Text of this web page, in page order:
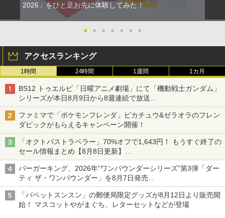
2026」をひと足お先に体験してみた！
● ● ● ● ● ● ●
アクセスランキング
1時間 24時間 1週間 1カ月
BS12 トゥエルビ「日曜アニメ劇場」にて「機動戦士ガンダム」
シリーズが本日8月9日から8週連続で放送
初回は「機動戦士ガンダム【HDリマスター版】」
ファミマで「ポケモンフレンダ」ピカチュウ&ゼラオラのフレン
ダピックがもらえるキャンペーン開催！
「オクトパストラベラー」70%オフで1,643円！ もうすぐ終了の
セール情報まとめ【8月8日更新】
ニンテンドーeショップでは「大神 絶景版」が67%オフで990円
バーガーキング、2026年“ワンパウンダーシリーズ”第3弾「ダー
ティ ザ・ワンパウンダー」を8月7日発売
「特製ガーリックマヨソース」を使用した超大型チーズバーガー
「パペットスンスン」の郵便局限定グッズが8月12日より販売開
始！ マスコットやがまぐち、レターセットなどが登場